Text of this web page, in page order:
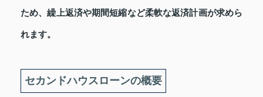
ため、繰上返済や期間短縮など柔軟な返済計画が求めら
れます。
セカンドハウスローンの概要